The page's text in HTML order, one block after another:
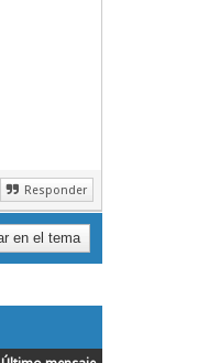
Responder